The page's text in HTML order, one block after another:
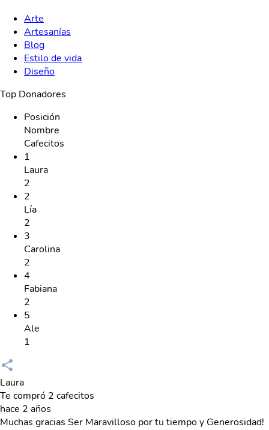
Arte
Artesanías
Blog
Estilo de vida
Diseño
Top Donadores
Posición
Nombre
Cafecitos
1
Laura
2
2
Lía
2
3
Carolina
2
4
Fabiana
2
5
Ale
1
Laura
Te compró 2 cafecitos
hace 2 años
Muchas gracias Ser Maravilloso por tu tiempo y Generosidad!